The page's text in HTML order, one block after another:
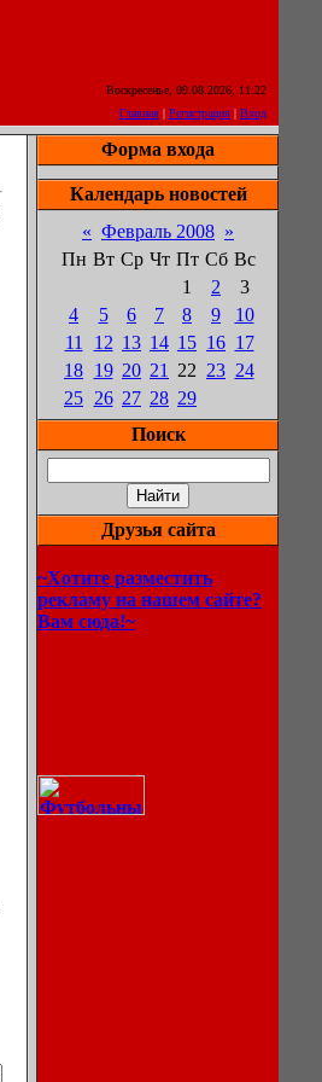
Воскресенье, 09.08.2026, 11:22
Главная | Регистрация | Вход
Форма входа
Календарь новостей
« Февраль 2008 »
Пн Вт Ср Чт Пт Сб Вс
1
2
3
4
5 6 7 8 9
10
11
12 13 14 15 16 17
18 19 20 21 22 23 24
25 26 27 28 29
Поиск
Друзья сайта
~Хотите разместить
рекламу на нашем сайте?
Вам сюда!~